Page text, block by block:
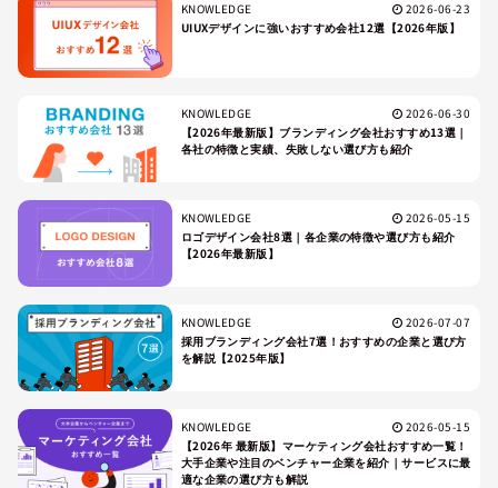
KNOWLEDGE
2026-06-23
UIUXデザインに強いおすすめ会社12選【2026年版】
KNOWLEDGE
2026-06-30
【2026年最新版】ブランディング会社おすすめ13選｜
各社の特徴と実績、失敗しない選び方も紹介
KNOWLEDGE
2026-05-15
ロゴデザイン会社8選｜各企業の特徴や選び方も紹介
【2026年最新版】
KNOWLEDGE
2026-07-07
採用ブランディング会社7選！おすすめの企業と選び方
を解説【2025年版】
KNOWLEDGE
2026-05-15
【2026年 最新版】マーケティング会社おすすめ一覧！
大手企業や注目のベンチャー企業を紹介｜サービスに最
適な企業の選び方も解説